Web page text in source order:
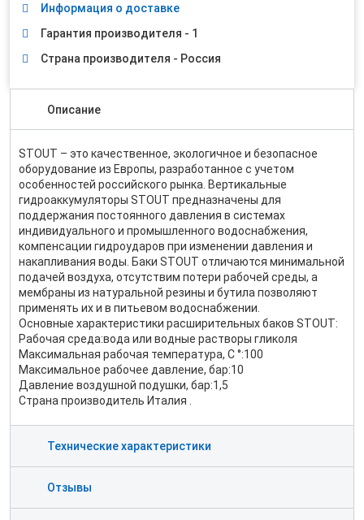
Информация о доставке
Гарантия производителя - 1
Страна производителя - Россия
Описание
STOUT – это качественное, экологичное и безопасное
оборудование из Европы, разработанное с учетом
особенностей российского рынка. Вертикальные
гидроаккумуляторы STOUT предназначены для
поддержания постоянного давления в системах
индивидуального и промышленного водоснабжения,
компенсации гидроударов при изменении давления и
накапливания воды. Баки STOUT отличаются минимальной
подачей воздуха, отсутствим потери рабочей среды, а
мембраны из натуральной резины и бутила позволяют
применять их и в питьевом водоснабжении.
Основные характеристики расширительных баков STOUT:
Рабочая среда:вода или водные растворы гликоля
Максимальная рабочая температура, С °:100
Максимальное рабочее давление, бар:10
Давление воздушной подушки, бар:1,5
Страна производитель Италия .
Технические характеристики
Отзывы